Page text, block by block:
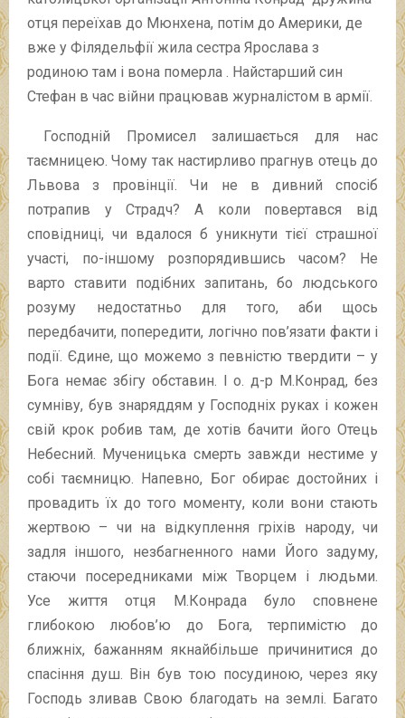
отця переїхав до Мюнхена, потім до Америки, де
вже у Філядельфії жила сестра Ярослава з
родиною там і вона померла . Найстарший син
Стефан в час війни працював журналістом в армії.
Господній Промисел залишається для нас
таємницею. Чому так настирливо прагнув отець до
Львова з провінції. Чи не в дивний спосіб
потрапив у Страдч? А коли повертався від
сповідниці, чи вдалося б уникнути тієї страшної
участі, по-іншому розпорядившись часом? Не
варто ставити подібних запитань, бо людського
розуму недостатньо для того, аби щось
передбачити, попередити, логічно пов’язати факти і
події. Єдине, що можемо з певністю твердити – у
Бога немає збігу обставин. І о. д-р М.Конрад, без
сумніву, був знаряддям у Господніх руках і кожен
свій крок робив там, де хотів бачити його Отець
Небесний. Мученицька смерть завжди нестиме у
собі таємницю. Напевно, Бог обирає достойних і
провадить їх до того моменту, коли вони стають
жертвою – чи на відкуплення гріхів народу, чи
задля іншого, незбагненного нами Його задуму,
стаючи посередниками між Творцем і людьми.
Усе життя отця М.Конрада було сповнене
глибокою любов’ю до Бога, терпимістю до
ближніх, бажанням якнайбільше причинитися до
спасіння душ. Він був тою посудиною, через яку
Господь зливав Свою благодать на землі. Багато